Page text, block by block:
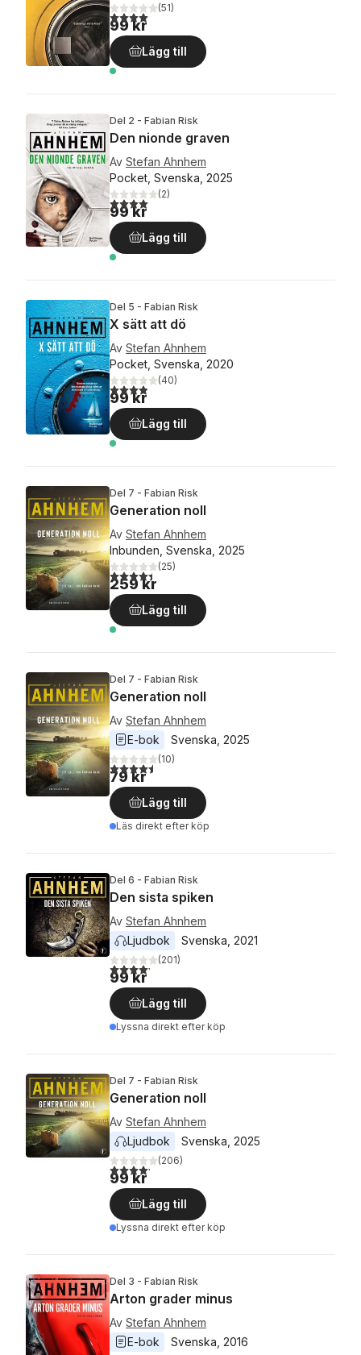
4,0utav 5 stjärnor. Totalt antal röster:
(51)
99 kr
Lägg till
Del 2 - Fabian Risk
Den nionde graven
Av Stefan Ahnhem
Pocket, Svenska, 2025
4,0utav 5 stjärnor. Totalt antal röster:
(2)
99 kr
Lägg till
Del 5 - Fabian Risk
X sätt att dö
Av Stefan Ahnhem
Pocket, Svenska, 2020
3,9utav 5 stjärnor. Totalt antal röster:
(40)
99 kr
Lägg till
Del 7 - Fabian Risk
Generation noll
Av Stefan Ahnhem
Inbunden, Svenska, 2025
4,4utav 5 stjärnor. Totalt antal röster:
(25)
259 kr
Lägg till
Del 7 - Fabian Risk
Generation noll
Av Stefan Ahnhem
E-bok
Svenska 2025
4,5utav 5 stjärnor. Totalt antal röster:
(10)
79 kr
Lägg till
Läs direkt efter köp
Del 6 - Fabian Risk
Den sista spiken
Av Stefan Ahnhem
Ljudbok
Svenska 2021
4,2utav 5 stjärnor. Totalt antal röster:
(201)
99 kr
Lägg till
Lyssna direkt efter köp
Del 7 - Fabian Risk
Generation noll
Av Stefan Ahnhem
Ljudbok
Svenska 2025
4,2utav 5 stjärnor. Totalt antal röster:
(206)
99 kr
Lägg till
Lyssna direkt efter köp
Del 3 - Fabian Risk
Arton grader minus
Av Stefan Ahnhem
E-bok
Svenska 2016